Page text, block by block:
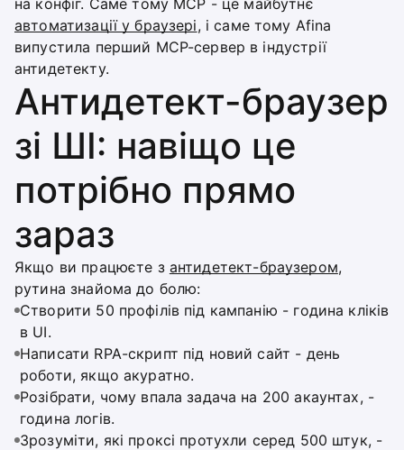
автоматизації у браузері, і саме тому Afina
випустила перший MCP-сервер в індустрії
антидетекту.
Антидетект-браузер
зі ШІ: навіщо це
потрібно прямо
зараз
Якщо ви працюєте з антидетект-браузером,
рутина знайома до болю:
Створити 50 профілів під кампанію - година кліків
в UI.
Написати RPA-скрипт під новий сайт - день
роботи, якщо акуратно.
Розібрати, чому впала задача на 200 акаунтах, -
година логів.
Зрозуміти, які проксі протухли серед 500 штук, -